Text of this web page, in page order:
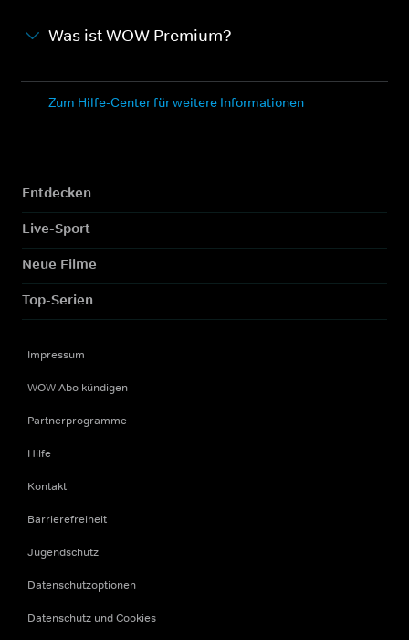
Was ist WOW Premium?
Zum Hilfe-Center für weitere Informationen
Entdecken
Live-Sport
Neue Filme
Top-Serien
Impressum
WOW Abo kündigen
Partnerprogramme
Hilfe
Kontakt
Barrierefreiheit
Jugendschutz
Datenschutzoptionen
Datenschutz und Cookies